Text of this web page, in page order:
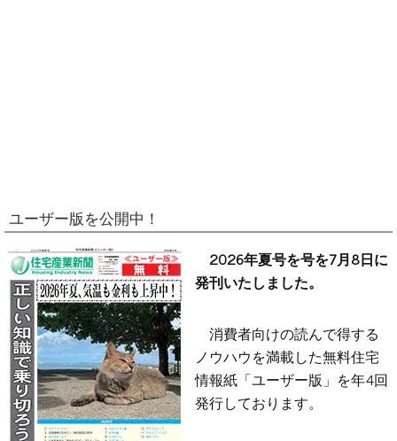
ユーザー版を公開中！
2026年夏号を号を7月8日に
発刊いたしました。
消費者向けの読んで得する
ノウハウを満載した無料住宅
情報紙「ユーザー版」を年4回
発行しております。